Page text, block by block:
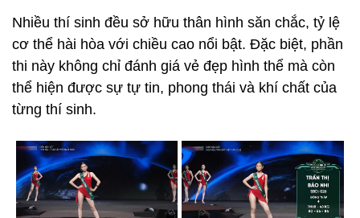
Nhiều thí sinh đều sở hữu thân hình săn chắc, tỷ lệ
cơ thể hài hòa với chiều cao nổi bật. Đặc biệt, phần
thi này không chỉ đánh giá vẻ đẹp hình thể mà còn
thể hiện được sự tự tin, phong thái và khí chất của
từng thí sinh.